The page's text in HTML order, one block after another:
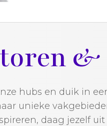
&
hubs en duik in
unieke
daag jezelf